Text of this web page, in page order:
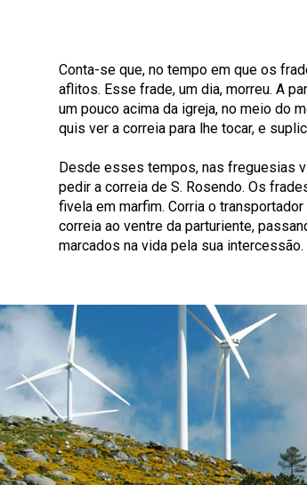
Conta-se que, no tempo em que os
aflitos. Esse frade, um dia, morreu. A
um pouco acima da igreja, no meio do
quis ver a correia para lhe tocar, e
Desde esses tempos, nas freguesias
pedir a correia de S. Rosendo. Os
fivela em marfim. Corria o
correia ao ventre da parturiente,
marcados na vida pela sua intercessão.